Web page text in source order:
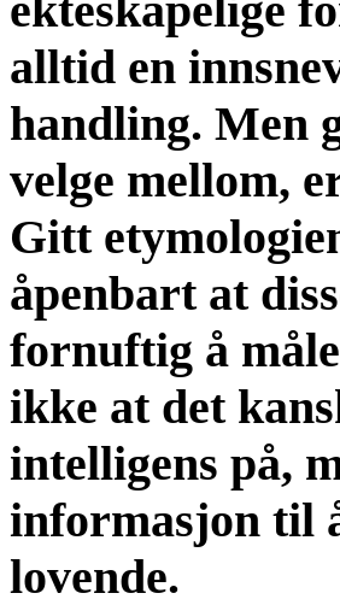
alltid en
handling. Men
velge mellom,
Gitt
åpenbart at
fornuftig å
ikke at det
intelligens på,
informasjon til
lovende.